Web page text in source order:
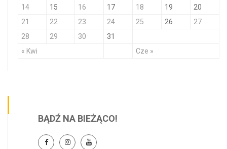
« Kwi Cze »
14
15 16 17 18 19
20
21
22 23 24 25 26
27
28
29 30 31
BĄDŹ NA BIEŻĄCO!